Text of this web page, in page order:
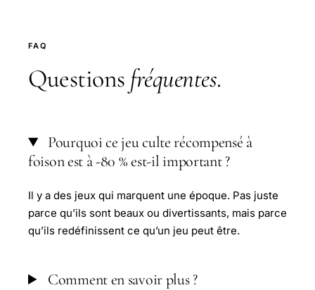
FAQ
Questions fréquentes.
Pourquoi ce jeu culte récompensé à
foison est à -80 % est-il important ?
Il y a des jeux qui marquent une époque. Pas juste
parce qu’ils sont beaux ou divertissants, mais parce
qu’ils redéfinissent ce qu’un jeu peut être.
Comment en savoir plus ?